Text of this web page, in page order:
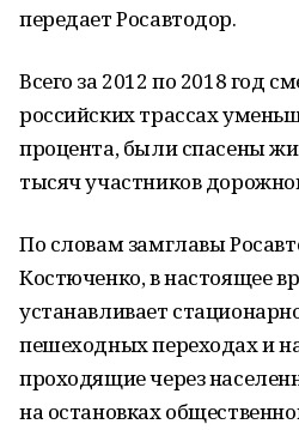
передает Росавтодор.
Всего за 2012 по 2018 год
российских трассах
процента, были спасены
тысяч участников
По словам замглавы
Костюченко, в настоящее
устанавливает
пешеходных переходах и
проходящие через
на остановках